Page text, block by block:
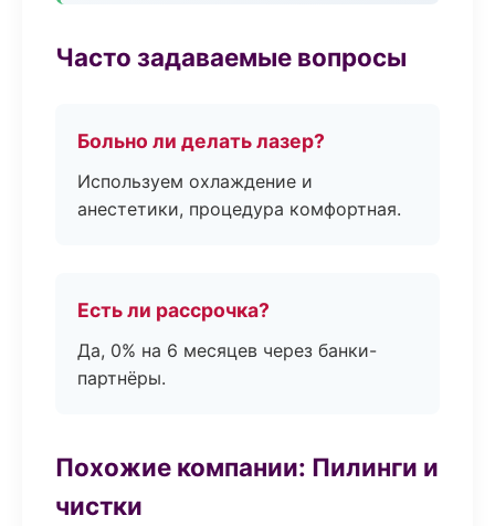
Часто задаваемые вопросы
Больно ли делать лазер?
Используем охлаждение и
анестетики, процедура комфортная.
Есть ли рассрочка?
Да, 0% на 6 месяцев через банки-
партнёры.
Похожие компании: Пилинги и
чистки